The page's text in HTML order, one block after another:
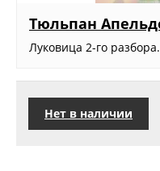
Тюльпан
Луковица 2-го
Нет в наличии